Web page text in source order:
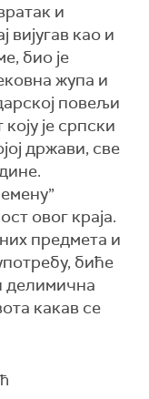
и
вијугав као и
био је
жупа и
повељи
је српски
држави, све
овог краја.
предмета и
биће
делимична
какав се